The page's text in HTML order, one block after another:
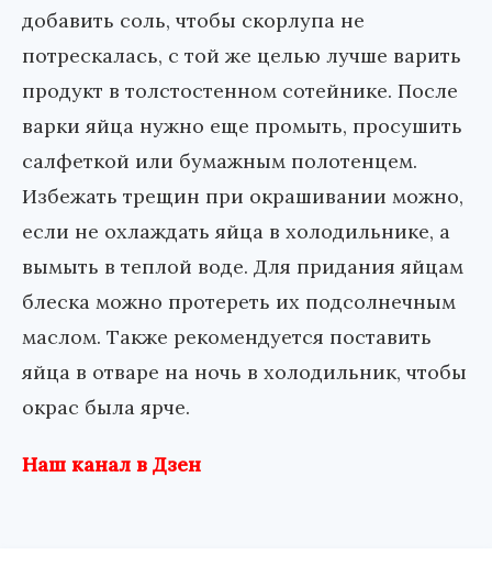
добавить соль, чтобы скорлупа не
потрескалась, с той же целью лучше варить
продукт в толстостенном сотейнике. После
варки яйца нужно еще промыть, просушить
салфеткой или бумажным полотенцем.
Избежать трещин при окрашивании можно,
если не охлаждать яйца в холодильнике, а
вымыть в теплой воде. Для придания яйцам
блеска можно протереть их подсолнечным
маслом. Также рекомендуется поставить
яйца в отваре на ночь в холодильник, чтобы
окрас была ярче.
Наш канал в Дзен